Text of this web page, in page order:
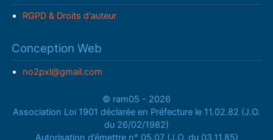
RGPD & Droits d'auteur
Conception Web
no2pxl@gmail.com
© ram05 - 2026
Association Loi 1901 déclarée en Préfecture le 11.02.82 (J.O.
du 26/02/1982)
Autorisation d’émettre n° 05.07 (J.O. du 03.11.85)